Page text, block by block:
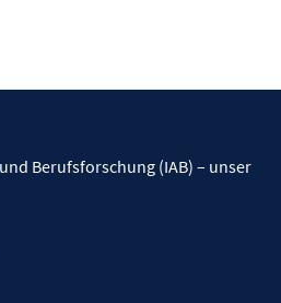
Berufsforschung (IAB) – unser